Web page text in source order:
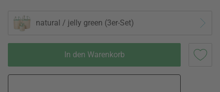
natural / jelly green (3er-Set)
In den Warenkorb